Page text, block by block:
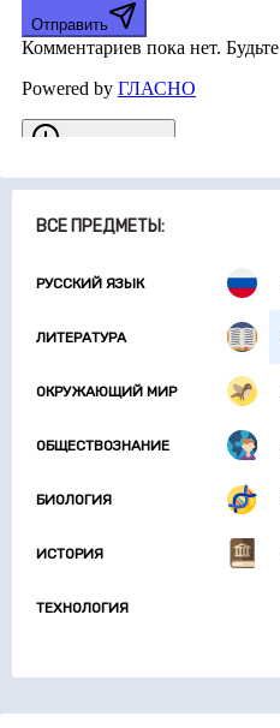
ВСЕ ПРЕДМЕТЫ:
РУССКИЙ ЯЗЫК
ЛИТЕРАТУРА
ОКРУЖАЮЩИЙ МИР
ОБЩЕСТВОЗНАНИЕ
БИОЛОГИЯ
ИСТОРИЯ
ТЕХНОЛОГИЯ